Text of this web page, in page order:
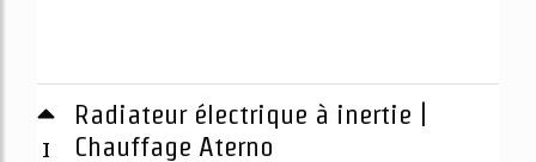
1
Radiateur électrique à inertie |
Chauffage Aterno